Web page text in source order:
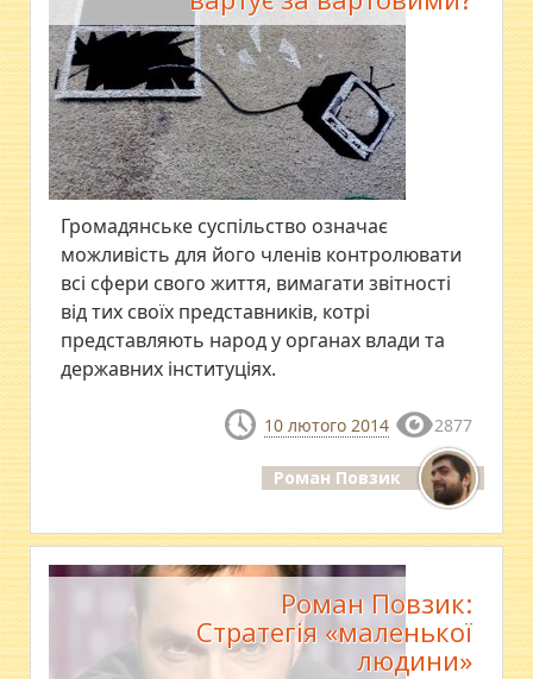
Громадянське суспільство означає
можливість для його членів контролювати
всі сфери свого життя, вимагати звітності
від тих своїх представників, котрі
представляють народ у органах влади та
державних інституціях.
10 лютого 2014 2877
Роман Повзик
Роман Повзик:
Стратегія «маленької
людини»